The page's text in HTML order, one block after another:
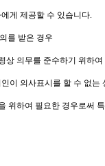
게 제공할 수 있습니다
를 받은 경우
상 의무를 준수하기 위하
이 의사표시를 할 수 없
위하여 필요한 경우로써